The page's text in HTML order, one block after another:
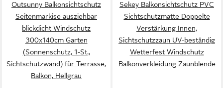
Outsunny Balkonsichtschutz
Seitenmarkise ausziehbar
blickdicht Windschutz
300x140cm Garten
(Sonnenschutz, 1-St.,
Sichtschutzwand) für Terrasse,
Balkon, Hellgrau
Sekey Balkonsichtschutz PVC
Sichtschutzmatte Doppelte
Verstärkung Innen,
Sichtschutzzaun UV-beständig
Wetterfest Windschutz
Balkonverkleidung Zaunblende